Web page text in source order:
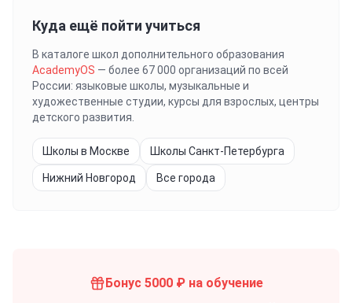
Куда ещё пойти учиться
В каталоге школ дополнительного образования
AcademyOS — более 67 000 организаций по всей
России: языковые школы, музыкальные и
художественные студии, курсы для взрослых, центры
детского развития.
Школы в Москве Школы Санкт-Петербурга
Нижний Новгород Все города
Бонус 5000 ₽ на обучение